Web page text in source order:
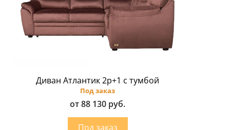
Диван Атлантик 2p+1 с тумбой
Под заказ
от 88 130 руб.